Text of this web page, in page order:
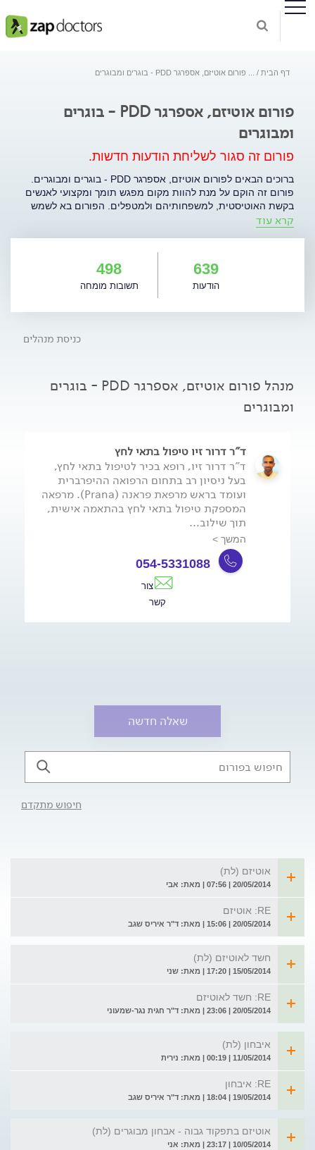
דף הבית פורום אוטיזם, אספרגר PDD - בוגרים ומבוגרים
פורום אוטיזם, אספרגר PDD - בוגרים
ומבוגרים
פורום זה סגור לשליחת הודעות חדשות.
ברוכים הבאים לפורום אוטיזם, אספרגר PDD - בוגרים ומבוגרים.
פורום זה הוקם על מנת להוות מקום מפגש תומך ומקצועי לאנשים
בקשת האוטיסטית, למשפחותיהם ולמטפלים. הפורום בא לשמש
במה בטוחה, אוהדת ומכבדת לשיתוף בחוויות, דעות, רגשות,
קרא עוד
639
הודעות
498
תשובות מומחה
כניסת מנהלים
מנהל פורום אוטיזם, אספרגר PDD - בוגרים
ומבוגרים
ד"ר דרור זיו טיפול בתאי לחץ
ד"ר דרור זיו, רופא בכיר לטיפול בתאי לחץ,
בעל ניסיון רב בתחום הרפואה ההיפרברית
ועומד בראש מרפאת פראנה (Prana). מרפאה
המספקת טיפול בתאי לחץ בהתאמה אישית,
תוך שילוב...
המשך >
054-5331088
צור
קשר
שאלה חדשה
חיפוש מתקדם
אוטיזם (לת)
20/05/2014 | 07:56 | מאת: אבי
RE: אוטיזם
20/05/2014 | 15:06 | מאת: ד"ר איריס שגב
חשד לאוטיזם (לת)
15/05/2014 | 17:20 | מאת: שני
RE: חשד לאוטיזם
20/05/2014 | 23:06 | מאת: ד"ר חגית נגר-שמעוני
איבחון (לת)
11/05/2014 | 00:19 | מאת: נירית
RE: איבחון
19/05/2014 | 18:04 | מאת: ד"ר איריס שגב
אוטיזם בתפקוד גבוה - אבחון מבוגרים (לת)
10/05/2014 | 23:17 | מאת: אני